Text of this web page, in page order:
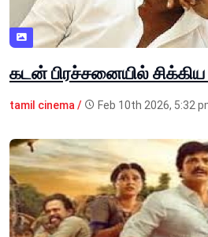
கடன் பிரச்சனையில் சிக்கிய
tamil cinema / Feb 10th 2026, 5:32